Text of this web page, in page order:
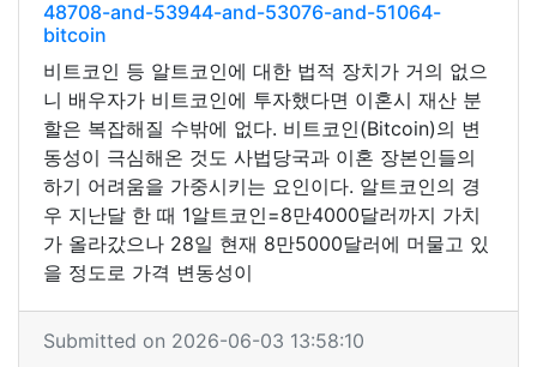
48708-and-53944-and-53076-and-51064-
bitcoin
비트코인 등 알트코인에 대한 법적 장치가 거의 없으
니 배우자가 비트코인에 투자했다면 이혼시 재산 분
할은 복잡해질 수밖에 없다. 비트코인(Bitcoin)의 변
동성이 극심해온 것도 사법당국과 이혼 장본인들의
하기 어려움을 가중시키는 요인이다. 알트코인의 경
우 지난달 한 때 1알트코인=8만4000달러까지 가치
가 올라갔으나 28일 현재 8만5000달러에 머물고 있
을 정도로 가격 변동성이
Submitted on 2026-06-03 13:58:10